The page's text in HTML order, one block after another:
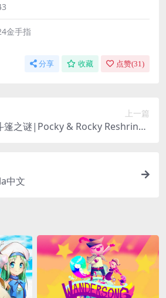
金手指
分享 收藏 点赞(31 )
上一篇
篷之谜|Pocky & Rocky Reshrined
中文